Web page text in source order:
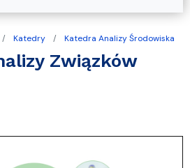
Katedry Katedra Analizy Środowiska
Związków